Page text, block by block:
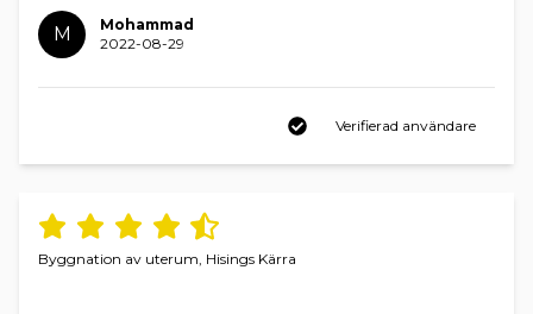
M
Mohammad
2022-08-29
Verifierad användare
Byggnation av uterum, Hisings Kärra